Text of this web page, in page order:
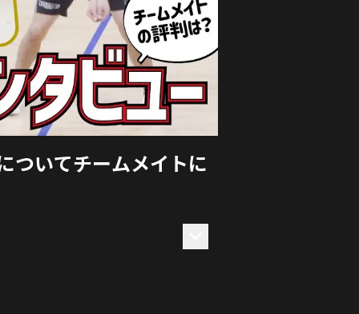
ついてチームメイトに